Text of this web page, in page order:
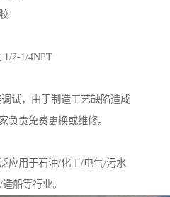
1/2-1/4NPT
试，由于制造工艺缺陷造成
负责免费更换或维修。
应用于石油/化工/电气/污水
船等行业。